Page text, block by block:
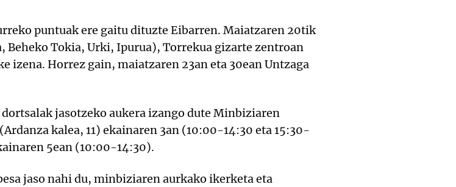
puntuak ere gaitu dituzte Eibarren. Maiatzaren 20tik
Tokia, Urki, Ipurua), Torrekua gizarte zentroan
izena. Horrez gain, maiatzaren 23an eta 30ean Untzaga
jasotzeko aukera izango dute Minbiziaren
kalea, 11) ekainaren 3an (10:00-14:30 eta 15:30-
5ean (10:00-14:30).
jaso nahi du, minbiziaren aurkako ikerketa eta